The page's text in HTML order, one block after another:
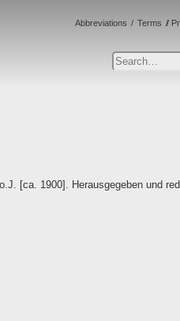
Abbreviations Terms
[ca. 1900]. Herausgegeben und